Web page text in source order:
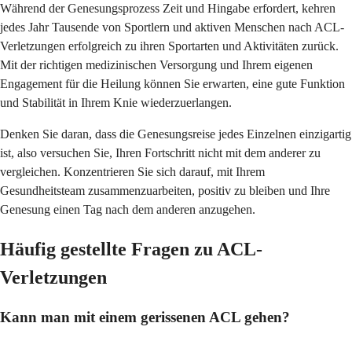
Während der Genesungsprozess Zeit und Hingabe erfordert, kehren
jedes Jahr Tausende von Sportlern und aktiven Menschen nach ACL-
Verletzungen erfolgreich zu ihren Sportarten und Aktivitäten zurück.
Mit der richtigen medizinischen Versorgung und Ihrem eigenen
Engagement für die Heilung können Sie erwarten, eine gute Funktion
und Stabilität in Ihrem Knie wiederzuerlangen.
Denken Sie daran, dass die Genesungsreise jedes Einzelnen einzigartig
ist, also versuchen Sie, Ihren Fortschritt nicht mit dem anderer zu
vergleichen. Konzentrieren Sie sich darauf, mit Ihrem
Gesundheitsteam zusammenzuarbeiten, positiv zu bleiben und Ihre
Genesung einen Tag nach dem anderen anzugehen.
Häufig gestellte Fragen zu ACL-
Verletzungen
Kann man mit einem gerissenen ACL gehen?